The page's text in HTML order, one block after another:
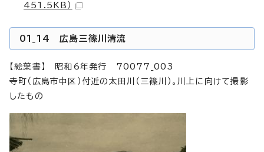
451.5KB）
01_14 広島三篠川清流
【絵葉書】 昭和6年発行 70077_003
寺町（広島市中区）付近の太田川（三篠川）。川上に向けて撮影
したもの